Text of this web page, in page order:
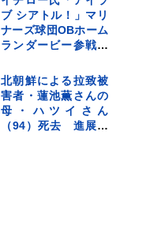
ス・デイ】
ブ シアトル！」マリ
ナーズ球団OBホーム
ランダービー参戦で
北朝鮮による拉致被
害者・蓮池薫さんの
母・ハツイさん
（94）死去 進展し